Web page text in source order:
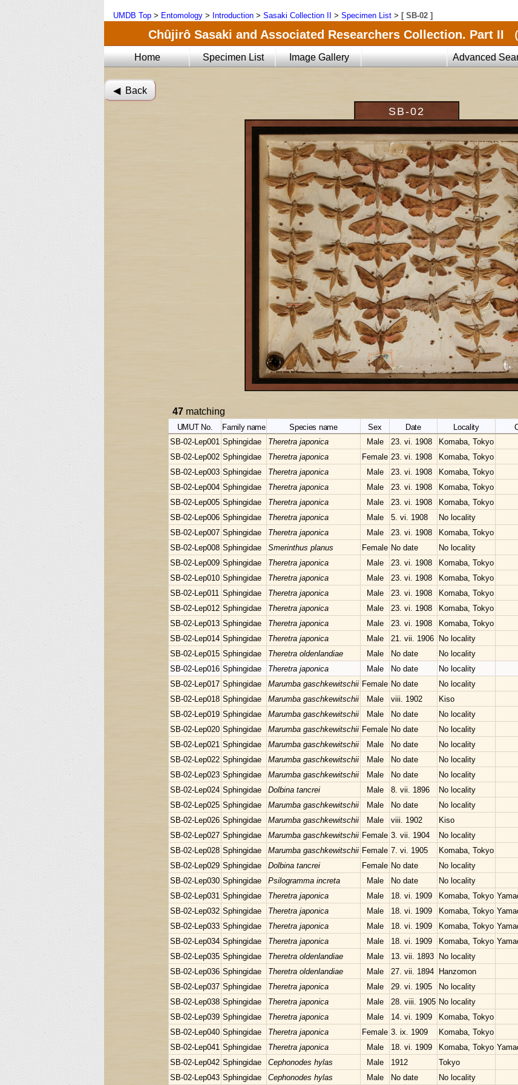
UMDB Top > Entomology > Introduction > Sasaki Collection II > Specimen List > [ SB-02 ]
Chûjirô Sasaki and Associated Researchers Collection. Part II
Home Specimen List Image Gallery Advanced
◀︎ Back
SB-02
47 matching
UMUT No. Family name Species name Sex Date Locality
SB-02-Lep001 Sphingidae Theretra japonica Male 23. vi. 1908 Komaba, Tokyo
SB-02-Lep002 Sphingidae Theretra japonica Female 23. vi. 1908 Komaba, Tokyo
SB-02-Lep003 Sphingidae Theretra japonica Male 23. vi. 1908 Komaba, Tokyo
SB-02-Lep004 Sphingidae Theretra japonica Male 23. vi. 1908 Komaba, Tokyo
SB-02-Lep005 Sphingidae Theretra japonica Male 23. vi. 1908 Komaba, Tokyo
SB-02-Lep006 Sphingidae Theretra japonica Male 5. vi. 1908 No locality
SB-02-Lep007 Sphingidae Theretra japonica Male 23. vi. 1908 Komaba, Tokyo
SB-02-Lep008 Sphingidae Smerinthus planus Female No date
No locality
SB-02-Lep009 Sphingidae Theretra japonica Male 23. vi. 1908 Komaba, Tokyo
SB-02-Lep010 Sphingidae Theretra japonica Male 23. vi. 1908 Komaba, Tokyo
SB-02-Lep011 Sphingidae Theretra japonica Male 23. vi. 1908 Komaba, Tokyo
SB-02-Lep012 Sphingidae Theretra japonica Male 23. vi. 1908 Komaba, Tokyo
SB-02-Lep013 Sphingidae Theretra japonica Male 23. vi. 1908 Komaba, Tokyo
SB-02-Lep014 Sphingidae Theretra japonica Male 21. vii. 1906 No locality
SB-02-Lep015 Sphingidae Theretra oldenlandiae Male No date
No locality
SB-02-Lep016 Sphingidae Theretra japonica Male No date
No locality
SB-02-Lep017 Sphingidae Marumba gaschkewitschii Female No date
No locality
SB-02-Lep018 Sphingidae Marumba gaschkewitschii Male viii. 1902 Kiso
SB-02-Lep019 Sphingidae Marumba gaschkewitschii Male No date
No locality
SB-02-Lep020 Sphingidae Marumba gaschkewitschii Female No date
No locality
SB-02-Lep021 Sphingidae Marumba gaschkewitschii Male No date
No locality
SB-02-Lep022 Sphingidae Marumba gaschkewitschii Male No date
No locality
SB-02-Lep023 Sphingidae Marumba gaschkewitschii Male No date
No locality
SB-02-Lep024 Sphingidae Dolbina tancrei Male 8. vii. 1896 No locality
SB-02-Lep025 Sphingidae Marumba gaschkewitschii Male No date
No locality
SB-02-Lep026 Sphingidae Marumba gaschkewitschii Male viii. 1902 Kiso
SB-02-Lep027 Sphingidae Marumba gaschkewitschii Female 3. vii. 1904 No locality
SB-02-Lep028 Sphingidae Marumba gaschkewitschii Female 7. vi. 1905 Komaba, Tokyo
SB-02-Lep029 Sphingidae Dolbina tancrei Female No date
No locality
SB-02-Lep030 Sphingidae Psilogramma increta Male No date
No locality
SB-02-Lep031 Sphingidae Theretra japonica Male 18. vi. 1909 Komaba, Tokyo
SB-02-Lep032 Sphingidae Theretra japonica Male 18. vi. 1909 Komaba, Tokyo
SB-02-Lep033 Sphingidae Theretra japonica Male 18. vi. 1909 Komaba, Tokyo
SB-02-Lep034 Sphingidae Theretra japonica Male 18. vi. 1909 Komaba, Tokyo
SB-02-Lep035 Sphingidae Theretra oldenlandiae Male 13. vii. 1893 No locality
SB-02-Lep036 Sphingidae Theretra oldenlandiae Male 27. vii. 1894 Hanzomon
SB-02-Lep037 Sphingidae Theretra japonica Male 29. vi. 1905 No locality
SB-02-Lep038 Sphingidae Theretra japonica Male 28. viii. 1905 No locality
SB-02-Lep039 Sphingidae Theretra japonica Male 14. vi. 1909 Komaba, Tokyo
SB-02-Lep040 Sphingidae Theretra japonica Female 3. ix. 1909 Komaba, Tokyo
SB-02-Lep041 Sphingidae Theretra japonica Male 18. vi. 1909 Komaba, Tokyo
SB-02-Lep042 Sphingidae Cephonodes hylas Male 1912
Tokyo
SB-02-Lep043 Sphingidae Cephonodes hylas Male No date No locality